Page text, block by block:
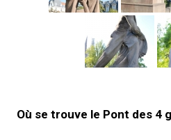
Où se trouve le Pont des 4